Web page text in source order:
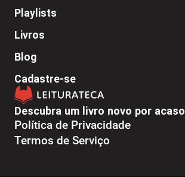
Descubra um livro novo por acaso
Política de Privacidade
Termos de Serviço
Playlists
Livros
Blog
Cadastre-se